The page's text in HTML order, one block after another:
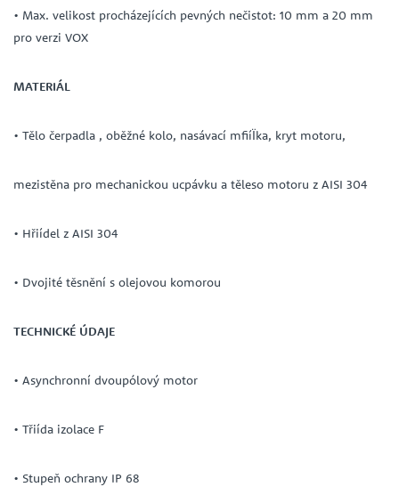
• Max. velikost procházejících pevných nečistot: 10 mm a 20 mm
pro verzi VOX
MATERIÁL
• Tělo čerpadla , oběžné kolo, nasávací mfiíÏka, kryt motoru,
mezistěna pro mechanickou ucpávku a těleso motoru z AISI 304
• Hřiídel z AISI 304
• Dvojité těsnění s olejovou komorou
TECHNICKÉ ÚDAJE
• Asynchronní dvoupólový motor
• Třiída izolace F
• Stupeň ochrany IP 68